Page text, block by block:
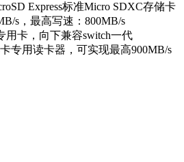
Express标准Micro SDXC存储卡
s，最高写速：800MB/s
用卡，向下兼容switch一代
专用读卡器，可实现最高900MB/s